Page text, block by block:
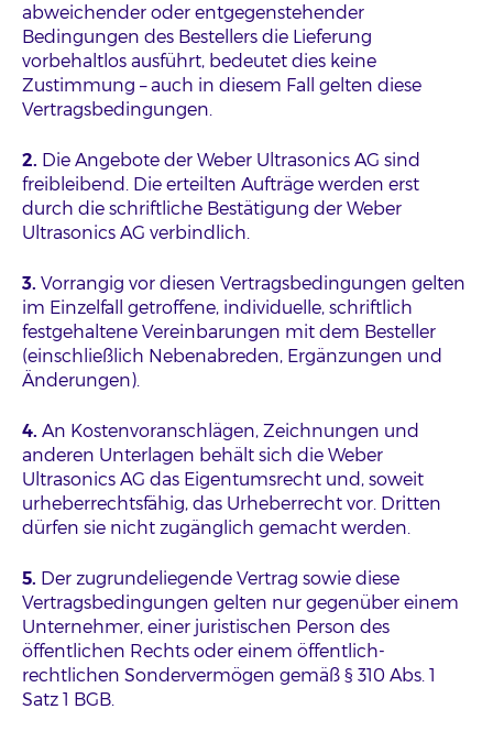
abweichender oder entgegenstehender
Bedingungen des Bestellers die Lieferung
vorbehaltlos ausführt, bedeutet dies keine
Zustimmung – auch in diesem Fall gelten diese
Vertragsbedingungen.
2. Die Angebote der Weber Ultrasonics AG sind
freibleibend. Die erteilten Aufträge werden erst
durch die schriftliche Bestätigung der Weber
Ultrasonics AG verbindlich.
3. Vorrangig vor diesen Vertragsbedingungen gelten
im Einzelfall getroffene, individuelle, schriftlich
festgehaltene Vereinbarungen mit dem Besteller
(einschließlich Nebenabreden, Ergänzungen und
Änderungen).
4. An Kostenvoranschlägen, Zeichnungen und
anderen Unterlagen behält sich die Weber
Ultrasonics AG das Eigentumsrecht und, soweit
urheberrechtsfähig, das Urheberrecht vor. Dritten
dürfen sie nicht zugänglich gemacht werden.
5. Der zugrundeliegende Vertrag sowie diese
Vertragsbedingungen gelten nur gegenüber einem
Unternehmer, einer juristischen Person des
öffentlichen Rechts oder einem öffentlich-
rechtlichen Sondervermögen gemäß § 310 Abs. 1
Satz 1 BGB.